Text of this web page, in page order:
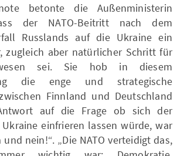
betonte die Außenministerin
der NATO-Beitritt nach dem
Russlands auf die Ukraine ein
zugleich aber natürlicher Schritt für
sei. Sie hob in diesem
die enge und strategische
Finnland und Deutschland
auf die Frage ob sich der
einfrieren lassen würde, war
nein!“. „Die NATO verteidigt das,